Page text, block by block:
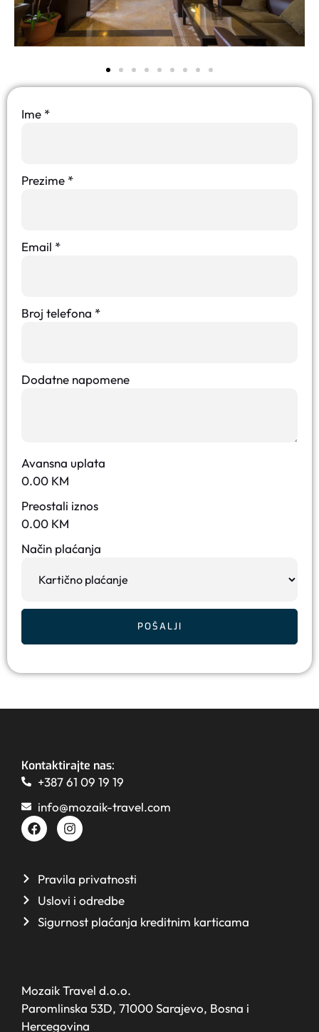
Ime *
Prezime *
Email *
Broj telefona *
Dodatne napomene
Avansna uplata
0.00 KM
Preostali iznos
0.00 KM
Način plaćanja
POŠALJI
Kontaktirajte nas:
+387 61 09 19 19
info@mozaik-travel.com
Pravila privatnosti
Uslovi i odredbe
Sigurnost plaćanja kreditnim karticama
Mozaik Travel d.o.o.
Paromlinska 53D, 71000 Sarajevo, Bosna i
Hercegovina